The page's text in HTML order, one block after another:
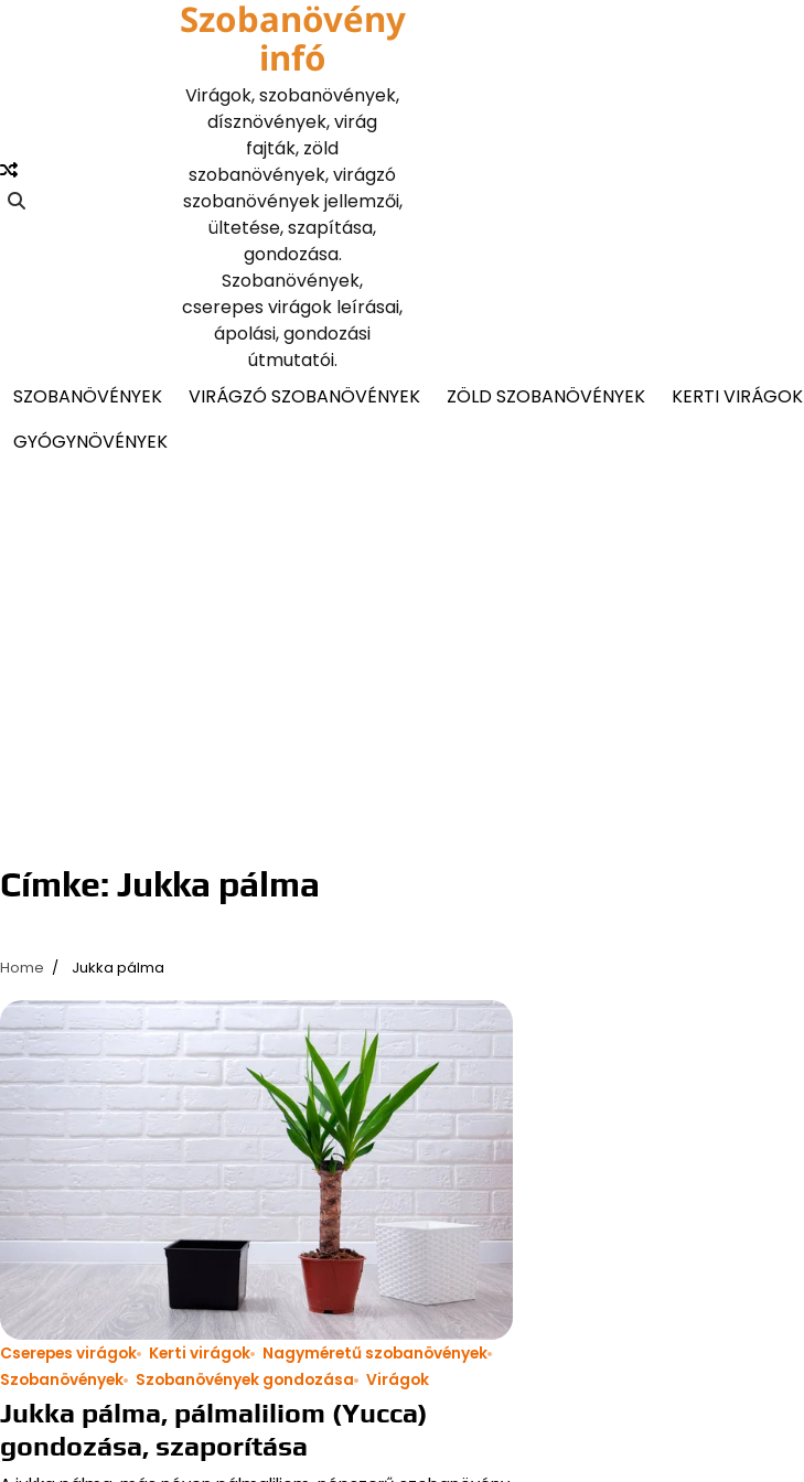
Szobanövény
infó
Virágok, szobanövények,
dísznövények, virág
fajták, zöld
szobanövények, virágzó
szobanövények jellemzői,
ültetése, szapítása,
gondozása.
Szobanövények,
cserepes virágok leírásai,
ápolási, gondozási
útmutatói.
SZOBANÖVÉNYEK
VIRÁGZÓ SZOBANÖVÉNYEK ZÖLD SZOBANÖVÉNYEK KERTI VIRÁGOK
GYÓGYNÖVÉNYEK
Címke: Jukka pálma
Home Jukka pálma
Cserepes virágok Kerti virágok
Nagyméretű szobanövények
Szobanövények
Szobanövények gondozása Virágok
Jukka pálma, pálmaliliom (Yucca)
gondozása, szaporítása